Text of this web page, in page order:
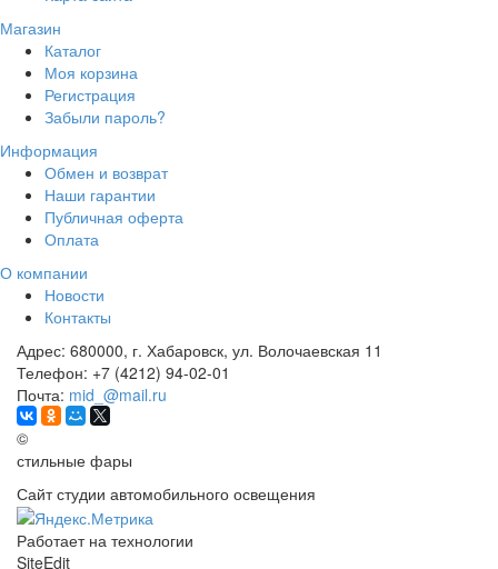
Магазин
Каталог
Моя корзина
Регистрация
Забыли пароль?
Информация
Обмен и возврат
Наши гарантии
Публичная оферта
Оплата
О компании
Новости
Контакты
Адрес: 680000, г. Хабаровск, ул. Волочаевская 11
Телефон: +7 (4212) 94-02-01
Почта: mid_@mail.ru
©
стильные фары
Сайт студии автомобильного освещения
Работает на технологии
SiteEdit